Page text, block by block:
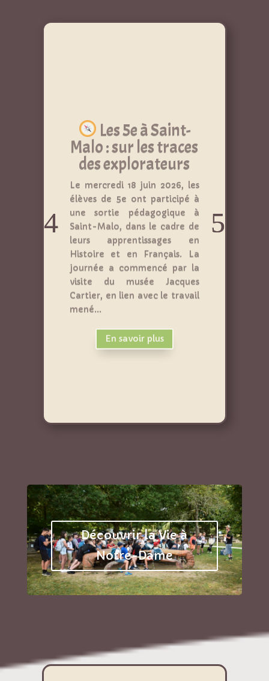
Les 5e à Saint-
Malo : sur les traces
des explorateurs
Le mercredi 18 juin 2026, les
élèves de 5e ont participé à
une sortie pédagogique à
Saint-Malo, dans le cadre de
leurs apprentissages en
Histoire et en Français. La
journée a commencé par la
visite du musée Jacques
Cartier, en lien avec le travail
mené...
En savoir plus
Découvrir la Vie à
Notre-Dame